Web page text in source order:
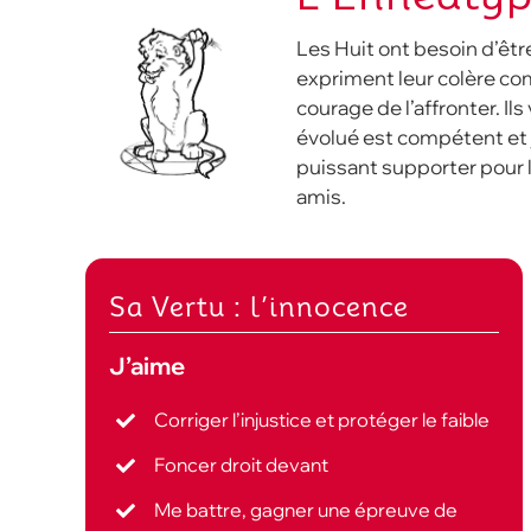
Les Huit ont besoin
expriment leur colère
courage de l’affronter.
évolué est compétent et
puissant supporter pour
amis.
Sa Vertu : l’innocence
J’aime
Corriger l’injustice et protéger le faible
Foncer droit devant
Me battre, gagner une épreuve de